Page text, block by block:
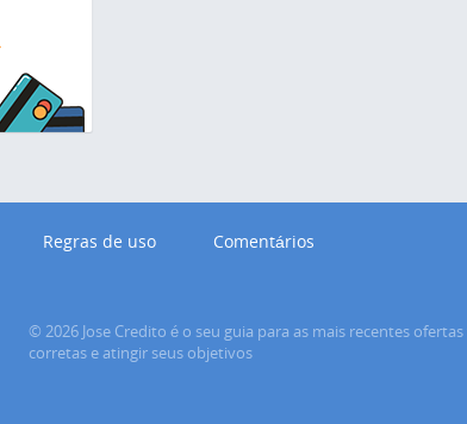
Regras de uso Comentários
© 2026 Jose Credito é o seu guia para as mais recentes
corretas e atingir seus objetivos